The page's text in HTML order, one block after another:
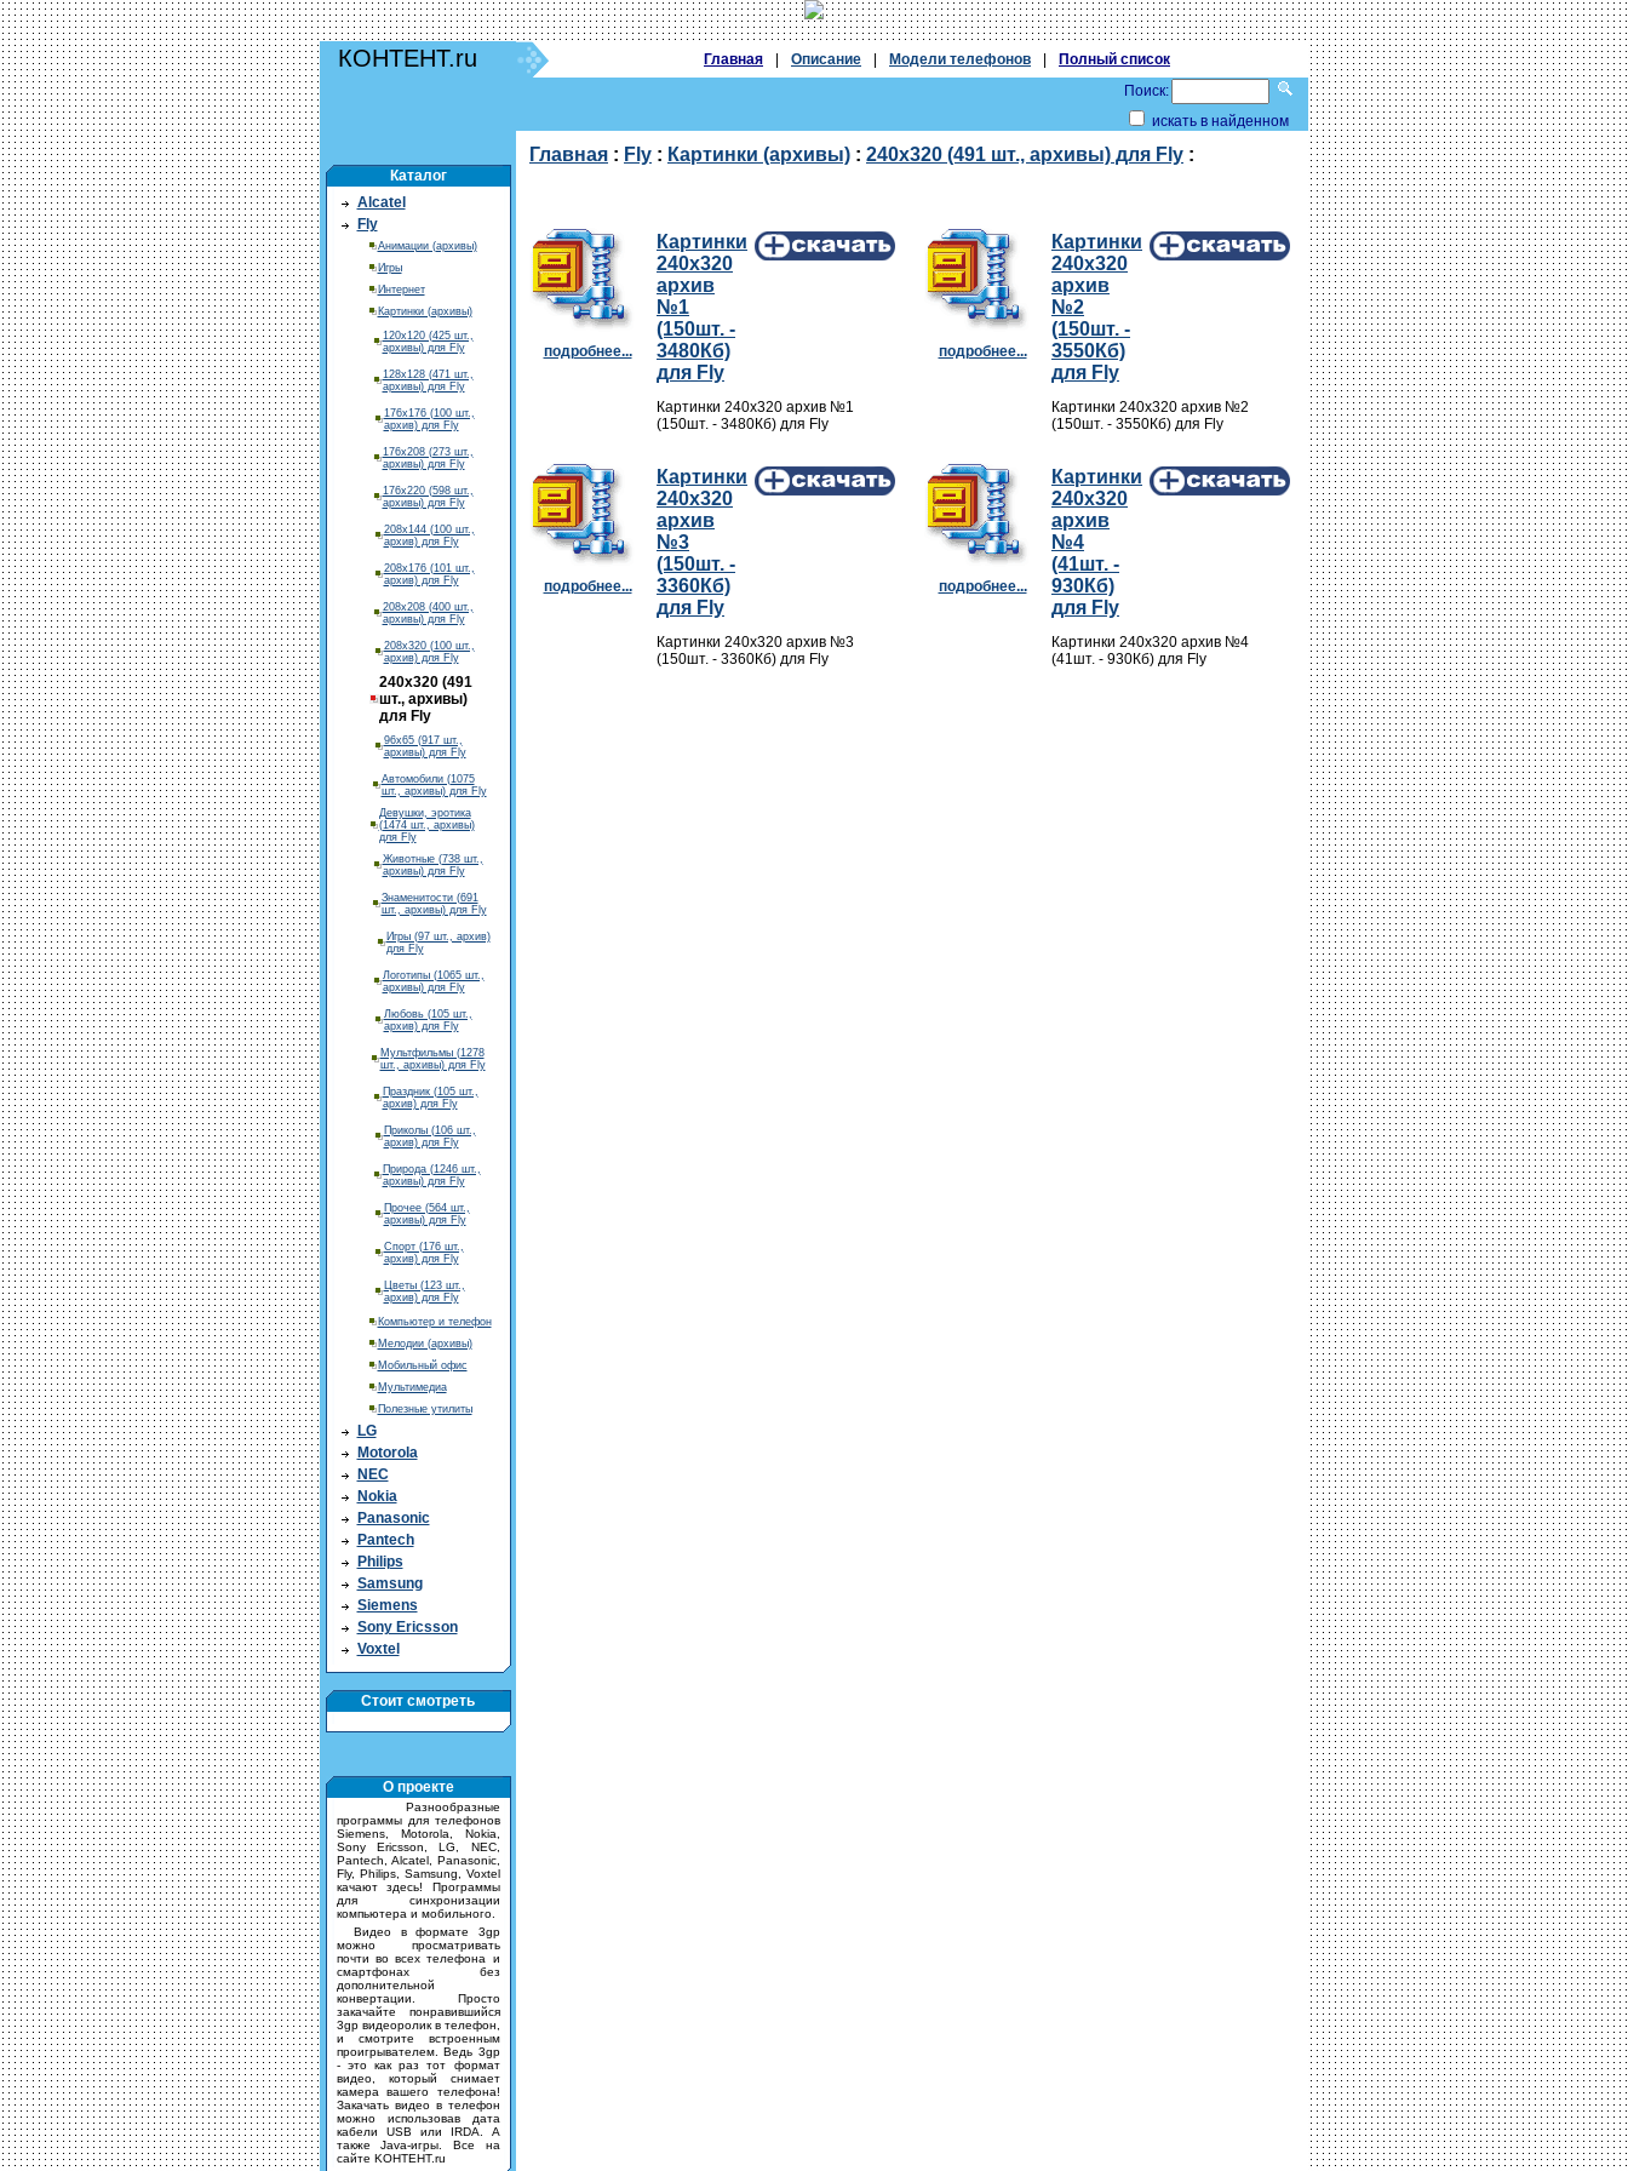
КОНТЕНТ.ru Главная Описание Модели телефонов
Полный список
Поиск:
искать в найденном
Каталог
Alcatel
Fly
Анимации (архивы)
Игры
Интернет
Картинки (архивы)
120х120 (425 шт.,
архивы) для Fly
128х128 (471 шт.,
архивы) для Fly
176х176 (100 шт.,
архив) для Fly
176х208 (273 шт.,
архивы) для Fly
176х220 (598 шт.,
архивы) для Fly
208х144 (100 шт.,
архив) для Fly
208х176 (101 шт.,
архив) для Fly
208х208 (400 шт.,
архивы) для Fly
208х320 (100 шт.,
архив) для Fly
240х320 (491
шт., архивы)
для Fly
96х65 (917 шт.,
архивы) для Fly
Автомобили (1075
шт., архивы) для Fly
Девушки, эротика
(1474 шт., архивы)
для Fly
Животные (738 шт.,
архивы) для Fly
Знаменитости (691
шт., архивы) для Fly
Игры (97 шт., архив)
для Fly
Логотипы (1065 шт.,
архивы) для Fly
Любовь (105 шт.,
архив) для Fly
Мультфильмы (1278
шт., архивы) для Fly
Праздник (105 шт.,
архив) для Fly
Приколы (106 шт.,
архив) для Fly
Природа (1246 шт.,
архивы) для Fly
Прочее (564 шт.,
архивы) для Fly
Спорт (176 шт.,
архив) для Fly
Цветы (123 шт.,
архив) для Fly
Компьютер и телефон
Мелодии (архивы)
Мобильный офис
Мультимедиа
Полезные утилиты
LG
Motorola
NEC
Nokia
Panasonic
Pantech
Philips
Samsung
Siemens
Sony Ericsson
Voxtel
Стоит смотреть
О проекте
Разнообразные
программы для телефонов
Siemens, Motorola, Nokia,
Sony Ericsson, LG, NEC,
Pantech, Alcatel, Panasonic,
Fly, Philips, Samsung, Voxtel
качают здесь! Программы
для синхронизации
компьютера и мобильного.
Видео в формате 3gp
можно просматривать
почти во всех телефона и
смартфонах без
дополнительной
конвертации. Просто
закачайте понравившийся
3gp видеоролик в телефон,
и смотрите встроенным
проигрывателем. Ведь 3gp
- это как раз тот формат
видео, который снимает
камера вашего телефона!
Закачать видео в телефон
можно использовав дата
кабели USB или IRDA. А
также Java-игры. Все на
сайте KOHTEHT.ru
Главная : Fly : Картинки (архивы) : 240х320 (491 шт., архивы) для Fly :
подробнее...
Картинки
240х320
архив
№1
(150шт. -
3480Кб)
для Fly
Картинки 240х320 архив №1
(150шт. - 3480Кб) для Fly
подробнее...
Картинки
240х320
архив
№2
(150шт. -
3550Кб)
для Fly
Картинки 240х320 архив №2
(150шт. - 3550Кб) для Fly
подробнее...
Картинки
240х320
архив
№3
(150шт. -
3360Кб)
для Fly
Картинки 240х320 архив №3
(150шт. - 3360Кб) для Fly
подробнее...
Картинки
240х320
архив
№4
(41шт. -
930Кб)
для Fly
Картинки 240х320 архив №4
(41шт. - 930Кб) для Fly